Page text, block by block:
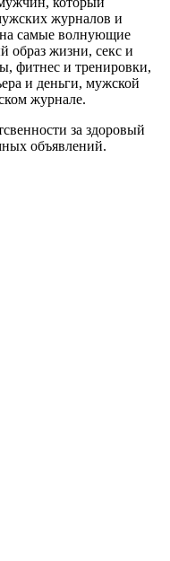
журналов и
самые волнующие
образ жизни, секс и
фитнес и тренировки,
и деньги, мужской
журнале.
за здоровый
объявлений.